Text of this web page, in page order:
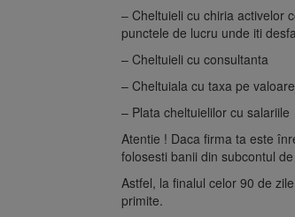
– Cheltuieli cu chiria activelor
punctele de lucru unde iti
– Cheltuieli cu consultanta
– Cheltuiala cu taxa pe
– Plata cheltuielilor cu salariile
Atentie ! Daca firma ta este
folosesti banii din subcontul
Astfel, la finalul celor 90 de
primite.